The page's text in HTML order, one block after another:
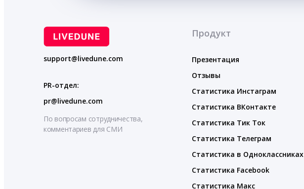
support@livedune.com
PR-отдел:
pr@livedune.com
По вопросам сотрудничества,
комментариев для СМИ
Продукт
Презентация
Отзывы
Статистика Инстаграм
Статистика ВКонтакте
Статистика Тик Ток
Статистика Телеграм
Статистика в Одноклассниках
Статистика Facebook
Статистика Макс